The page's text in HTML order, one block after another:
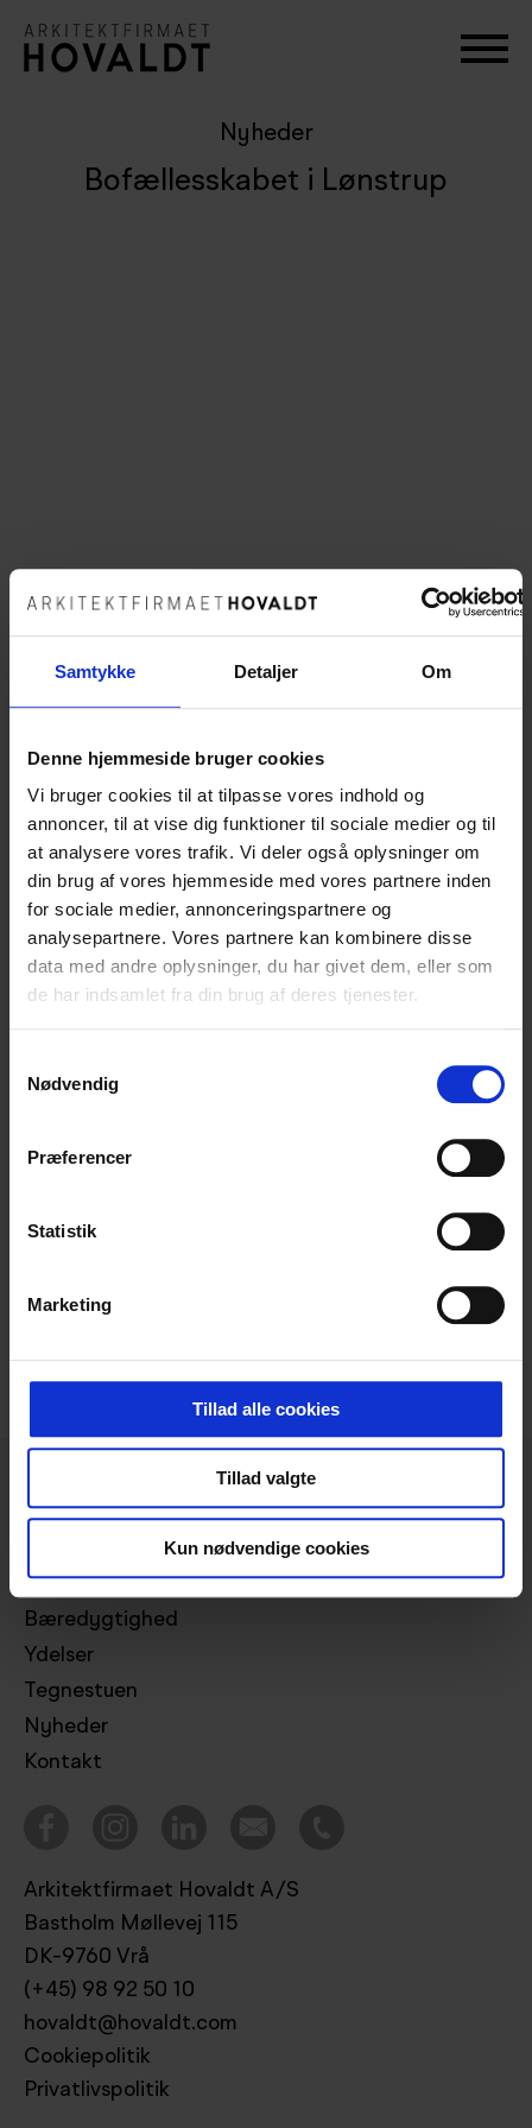
Samtykke Detaljer Om
Denne hjemmeside bruger cookies
Vi bruger cookies til at tilpasse vores indhold og
annoncer, til at vise dig funktioner til sociale medier og til
at analysere vores trafik. Vi deler også oplysninger om
din brug af vores hjemmeside med vores partnere inden
for sociale medier, annonceringspartnere og
analysepartnere. Vores partnere kan kombinere disse
data med andre oplysninger, du har givet dem, eller som
de har indsamlet fra din brug af deres tjenester.
Nødvendig
Præferencer
Statistik
Marketing
Tillad alle cookies
Tillad valgte
Kun nødvendige cookies
Nyheder
Bofællesskabet i Lønstrup
I går var der første spadestik på det nye bofællesskab i
mm. Husene er tæt-lav bebyggelse og bliver beklædt
med den flotteste træbeklædning.
Vi er bygherrerådgiver på sagen, og vi glæder os til at
følge byggeriet den kommende tid.
Del:
Projekter
Bæredygtighed
Ydelser
Tegnestuen
Nyheder
Kontakt
Arkitektfirmaet Hovaldt A/S
Bastholm Møllevej 115
DK-9760 Vrå
(+45) 98 92 50 10
hovaldt@hovaldt.com
Cookiepolitik
Privatlivspolitik